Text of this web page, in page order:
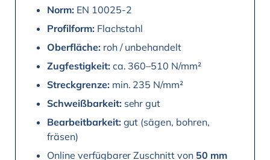
Norm:EN 10025-2
Profilform:Flachstahl
Oberfläche:roh / unbehandelt
Zugfestigkeit:ca. 360–510 N/mm²
Streckgrenze:min. 235 N/mm²
Schweißbarkeit:sehr gut
Bearbeitbarkeit:gut (sägen, bohren,
fräsen)
Online verfügbarer Zuschnitt von 50 mm